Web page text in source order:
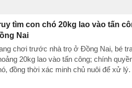
tìm con chó 20kg lao vào tấn
Nai
chơi trước nhà trọ ở Đồng Nai, bé
20kg lao vào tấn công; chính
đồng thời xác minh chủ nuôi để xử lý.